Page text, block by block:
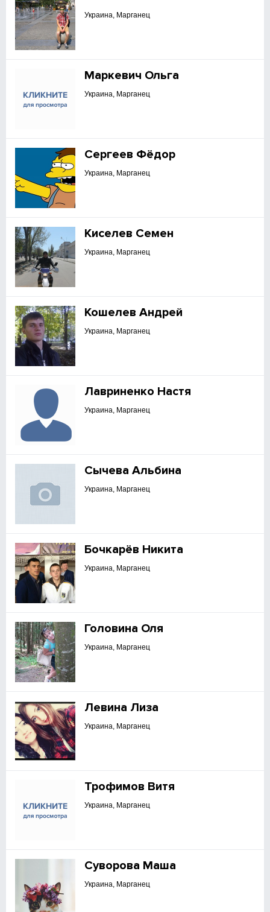
Украина, Марганец
Маркевич Ольга
Украина, Марганец
Сергеев Фёдор
Украина, Марганец
Киселев Семен
Украина, Марганец
Кошелев Андрей
Украина, Марганец
Лавриненко Настя
Украина, Марганец
Сычева Альбина
Украина, Марганец
Бочкарёв Никита
Украина, Марганец
Головина Оля
Украина, Марганец
Левина Лиза
Украина, Марганец
Трофимов Витя
Украина, Марганец
Суворова Маша
Украина, Марганец